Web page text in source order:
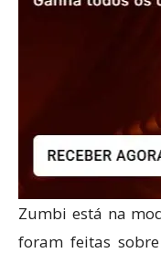
Zumbi está na
foram feitas